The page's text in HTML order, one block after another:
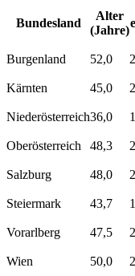
Bundesland
Alter
(Jahre)
Burgenland 52,0
Kärnten
45,0
Niederösterreich36,0
Oberösterreich
48,3
Salzburg
48,0
Steiermark
43,7
Vorarlberg
47,5
Wien
50,0